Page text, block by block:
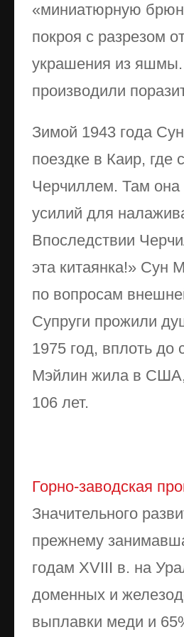
«миниатюрную
покроя с разрезом
украшения из яшмы.
производили
Зимой 1943 года
поездке в Каир, где
Черчиллем. Там
усилий для
Впоследствии
эта китаянка!»
по вопросам
Супруги прожили
1975 год, вплоть
Мэйлин жила в США,
106 лет.
Горно-заводская
Значительного
прежнему
годам XVIII в. на
доменных и
выплавки меди и